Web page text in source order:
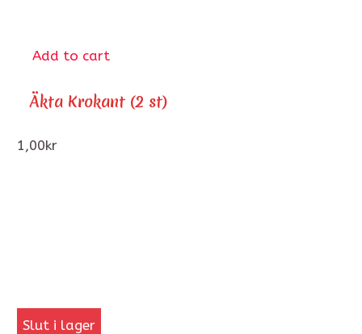
Add to cart
Äkta Krokant (2 st)
1,00kr
Slut i lager